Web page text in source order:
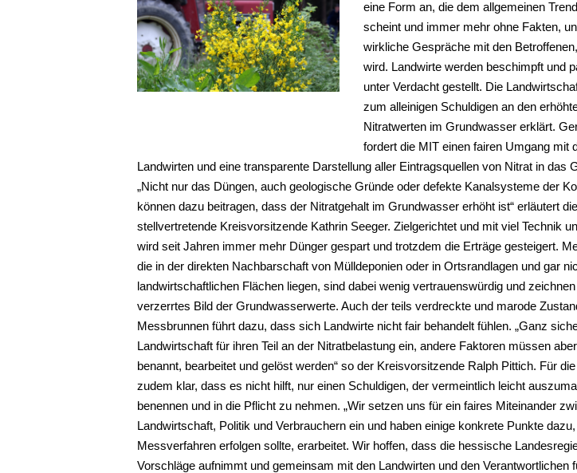
eine Form an, die dem allgemeinen
scheint und immer mehr ohne Fakten,
wirkliche Gespräche mit den
wird. Landwirte werden beschimpft und
unter Verdacht gestellt. Die
zum alleinigen Schuldigen an den
Nitratwerten im Grundwasser erklärt.
fordert die MIT einen fairen Umgang mit
Landwirten und eine transparente Darstellung aller Eintragsquellen von Nitrat in das
Nicht nur das Düngen, auch geologische Gründe oder defekte Kanalsysteme der
können dazu beitragen, dass der Nitratgehalt im Grundwasser erhöht ist“ erläutert die
stellvertretende Kreisvorsitzende Kathrin Seeger. Zielgerichtet und mit viel Technik
wird seit Jahren immer mehr Dünger gespart und trotzdem die Erträge gesteigert.
die in der direkten Nachbarschaft von Mülldeponien oder in Ortsrandlagen und gar
landwirtschaftlichen Flächen liegen, sind dabei wenig vertrauenswürdig und
verzerrtes Bild der Grundwasserwerte. Auch der teils verdreckte und marode
Messbrunnen führt dazu, dass sich Landwirte nicht fair behandelt fühlen. „Ganz
Landwirtschaft für ihren Teil an der Nitratbelastung ein, andere Faktoren müssen
benannt, bearbeitet und gelöst werden“ so der Kreisvorsitzende Ralph Pittich. Für
zudem klar, dass es nicht hilft, nur einen Schuldigen, der vermeintlich leicht
benennen und in die Pflicht zu nehmen. „Wir setzen uns für ein faires Miteinander
Landwirtschaft, Politik und Verbrauchern ein und haben einige konkrete Punkte
Messverfahren erfolgen sollte, erarbeitet. Wir hoffen, dass die hessische
Vorschläge aufnimmt und gemeinsam mit den Landwirten und den Verantwortlichen